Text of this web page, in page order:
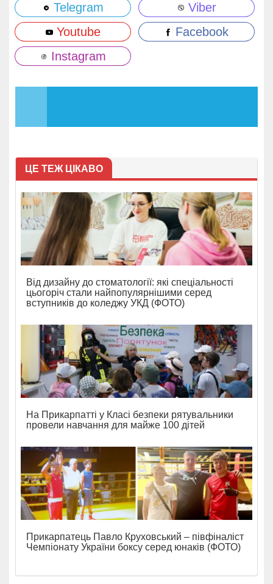
Telegram
Viber
Youtube
Facebook
Instagram
ЦЕ ТЕЖ ЦІКАВО
Від дизайну до стоматології: які спеціальності
цьогоріч стали найпопулярнішими серед
вступників до коледжу УКД (ФОТО)
На Прикарпатті у Класі безпеки рятувальники
провели навчання для майже 100 дітей
Прикарпатець Павло Круховський – півфіналіст
Чемпіонату України боксу серед юнаків (ФОТО)